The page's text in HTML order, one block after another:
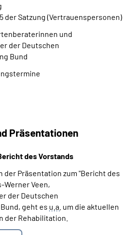
der Satzung (Vertrauenspersonen)
und
der Deutschen
Bund
Präsentationen
des Vorstands
der Präsentation zum "Bericht des
Werner Veen,
der Deutschen
geht es u.a. um die aktuellen
der Rehabilitation.